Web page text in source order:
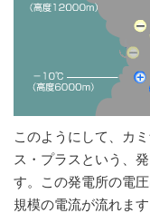
このようにして、カ
ス・プラスという、
す。この発電所の電
規模の電流が流れま